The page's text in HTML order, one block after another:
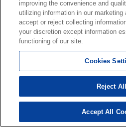
二日市中央１丁目 (1)
杉塚２丁目 (1)
杉塚７丁目 (4)
武蔵２丁目 (2)
検索結
improving the convenience and
utilizing information in our marketing
accept or reject collecting
your discretion except information
functioning of our site.
Cookies
Reject All
Accept All